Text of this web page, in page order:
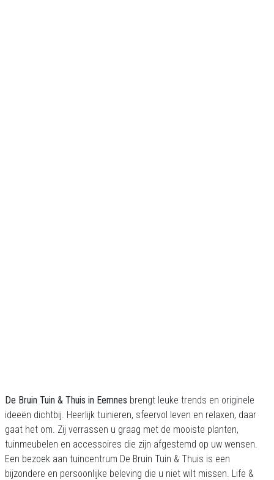
De Bruin Tuin & Thuis in Eemnes brengt leuke trends en originele
ideeën dichtbij. Heerlijk tuinieren, sfeervol leven en relaxen, daar
gaat het om. Zij verrassen u graag met de mooiste planten,
tuinmeubelen en accessoires die zijn afgestemd op uw wensen.
Een bezoek aan tuincentrum De Bruin Tuin & Thuis is een
bijzondere en persoonlijke beleving die u niet wilt missen. Life &